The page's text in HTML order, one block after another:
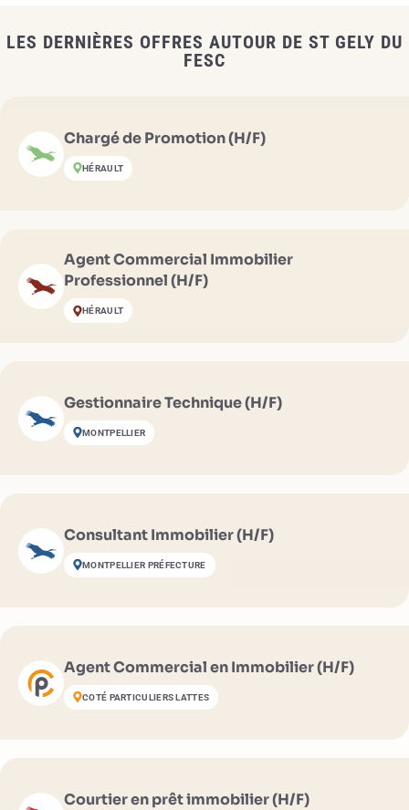
LES DERNIÈRES OFFRES AUTOUR DE ST GELY DU
FESC
Chargé de Promotion (H/F)
HÉRAULT
Agent Commercial Immobilier
Professionnel (H/F)
HÉRAULT
Gestionnaire Technique (H/F)
MONTPELLIER
Consultant Immobilier (H/F)
MONTPELLIER PRÉFECTURE
Agent Commercial en Immobilier (H/F)
COTÉ PARTICULIERS LATTES
Courtier en prêt immobilier (H/F)